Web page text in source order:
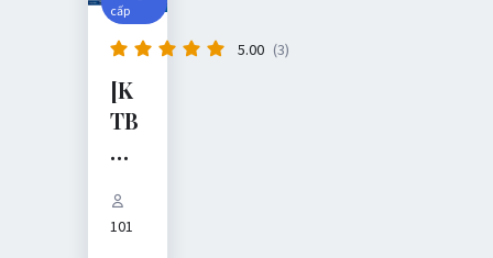
cấp
5.00 (3)
[K
TB
H]
uy
101